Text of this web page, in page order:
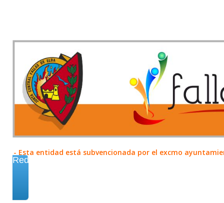
- Esta entidad está subvencionada por el excmo
Redes